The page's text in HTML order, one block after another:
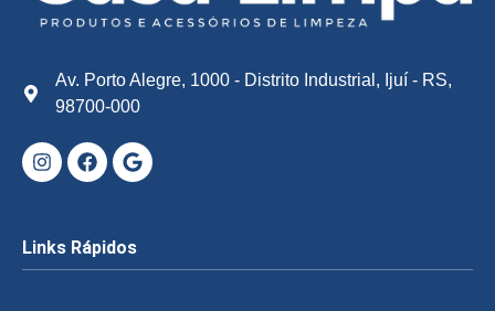
Av. Porto Alegre, 1000 - Distrito Industrial, Ijuí - RS,
98700-000
Links Rápidos